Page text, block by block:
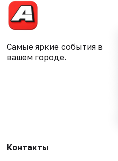
Самые яркие события в
вашем городе.
Контакты